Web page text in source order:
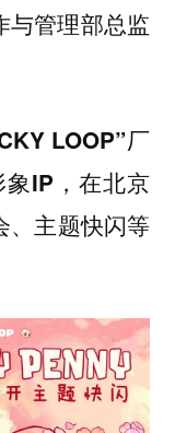
与管理部总监
LOOP”厂
IP，在北京
、主题快闪等